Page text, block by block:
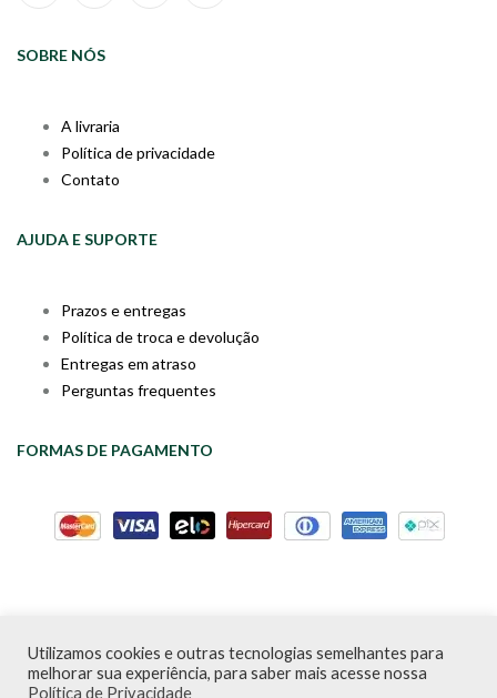
SOBRE NÓS
A livraria
Política de privacidade
Contato
AJUDA E SUPORTE
Prazos e entregas
Política de troca e devolução
Entregas em atraso
Perguntas frequentes
FORMAS DE PAGAMENTO
Livraria da Cartola © Desde 2020 | CNPJ: 31.298.135/0001-09 |
Desenvolvido porPDA Digital
Utilizamos cookies e outras tecnologias semelhantes para
melhorar sua experiência, para saber mais acesse nossa
Política de Privacidade